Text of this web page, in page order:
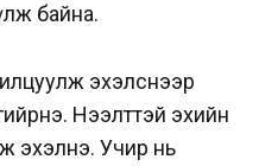
байна.
эхэлснээр
Нээлттэй эхийн
эхэлнэ. Учир нь